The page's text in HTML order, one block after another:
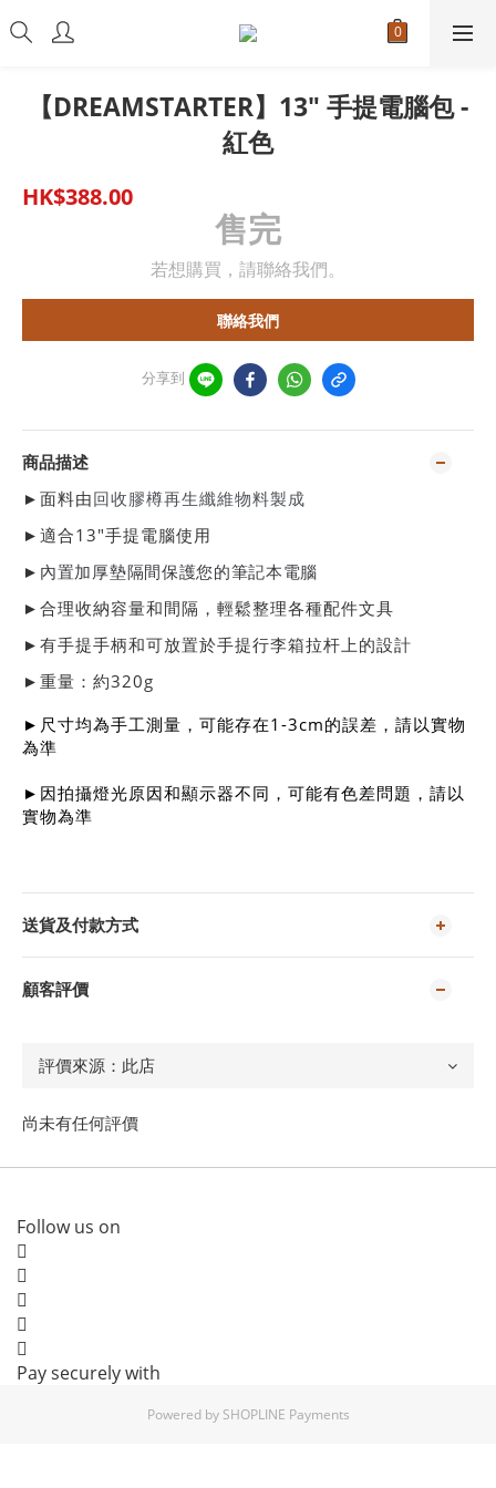
【DREAMSTARTER】13" 手提電腦包 -
紅色
HK$388.00
售完
若想購買，請聯絡我們。
聯絡我們
分享到
商品描述
►面料由回收膠樽再生纖維物料製成
►適合13"手提電腦使用
► 內置加厚墊隔間保護您的筆記本電腦
►合理收納容量和間隔，輕鬆整理各種配件文具
►有手提手柄和可放置於手提行李箱拉杆上的設計
►重量：約320g
►尺寸均為手工測量，可能存在1-3cm的誤差，請以實物
為準
► 因拍攝燈光原因和顯示器不同，可能有色差問題，請以
實物為準
送貨及付款方式
顧客評價
尚未有任何評價
Follow us on
Pay securely with
Powered by SHOPLINE Payments